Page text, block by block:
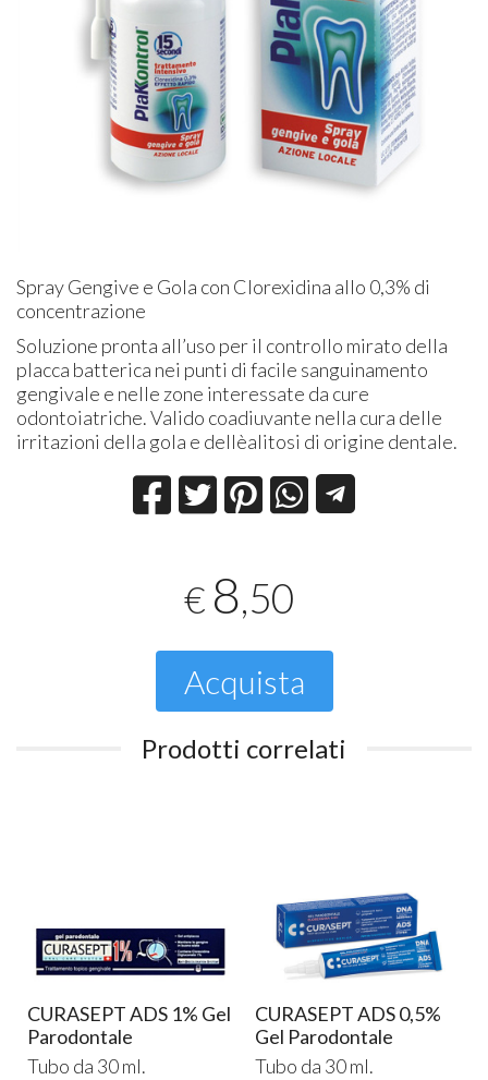
Spray Gengive e Gola con Clorexidina allo 0,3% di
concentrazione
Soluzione pronta all’uso per il controllo mirato della
placca batterica nei punti di facile sanguinamento
gengivale e nelle zone interessate da cure
odontoiatriche. Valido coadiuvante nella cura delle
irritazioni della gola e dellèalitosi di origine dentale.
€ 8,50
Acquista
Prodotti correlati
CURASEPT ADS 1% Gel
Parodontale
Tubo da 30 ml.
CURASEPT ADS 0,5%
Gel Parodontale
Tubo da 30 ml.